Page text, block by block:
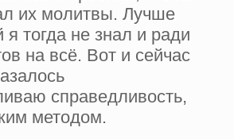
их молитвы. Лучше
я тогда не знал и ради
на всё. Вот и сейчас
справедливость,
методом.